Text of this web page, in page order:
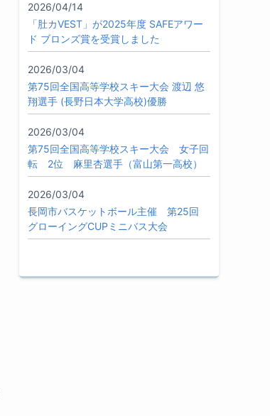
2026/04/14
「肚カVEST」が2025年度 SAFEアワー
ド ブロンズ賞を受賞しました
2026/03/04
第75回全国高等学校スキー大会 渡辺 悠
翔選手 (長野日本大学高校)優勝
2026/03/04
第75回全国高等学校スキー大会 女子回
転 2位 麻里杏選手（富山第一高校）
2026/03/04
長岡市バスケットボール主催 第25回
グローイングCUPミニバス大会